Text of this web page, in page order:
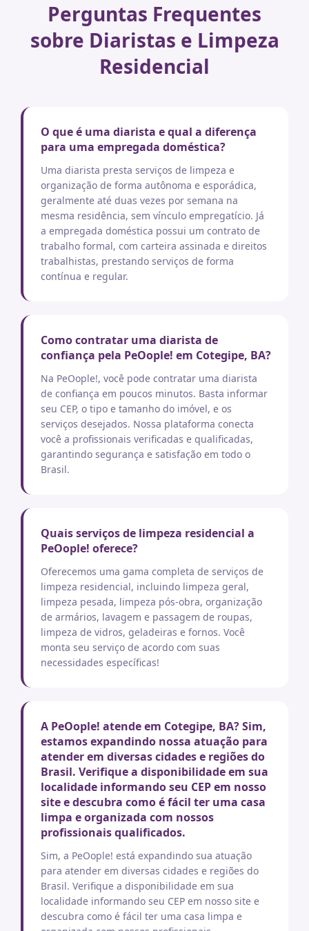
Perguntas Frequentes
sobre Diaristas e Limpeza
Residencial
O que é uma diarista e qual a diferença
para uma empregada doméstica?
Uma diarista presta serviços de limpeza e
organização de forma autônoma e esporádica,
geralmente até duas vezes por semana na
mesma residência, sem vínculo empregatício. Já
a empregada doméstica possui um contrato de
trabalho formal, com carteira assinada e direitos
trabalhistas, prestando serviços de forma
contínua e regular.
Como contratar uma diarista de
confiança pela PeOople! em Cotegipe, BA?
Na PeOople!, você pode contratar uma diarista
de confiança em poucos minutos. Basta informar
seu CEP, o tipo e tamanho do imóvel, e os
serviços desejados. Nossa plataforma conecta
você a profissionais verificadas e qualificadas,
garantindo segurança e satisfação em todo o
Brasil.
Quais serviços de limpeza residencial a
PeOople! oferece?
Oferecemos uma gama completa de serviços de
limpeza residencial, incluindo limpeza geral,
limpeza pesada, limpeza pós-obra, organização
de armários, lavagem e passagem de roupas,
limpeza de vidros, geladeiras e fornos. Você
monta seu serviço de acordo com suas
necessidades específicas!
A PeOople! atende em Cotegipe, BA? Sim,
estamos expandindo nossa atuação para
atender em diversas cidades e regiões do
Brasil. Verifique a disponibilidade em sua
localidade informando seu CEP em nosso
site e descubra como é fácil ter uma casa
limpa e organizada com nossos
profissionais qualificados.
Sim, a PeOople! está expandindo sua atuação
para atender em diversas cidades e regiões do
Brasil. Verifique a disponibilidade em sua
localidade informando seu CEP em nosso site e
descubra como é fácil ter uma casa limpa e